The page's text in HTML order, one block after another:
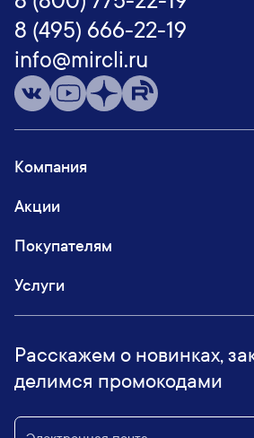
8 (495) 666-22-19
info@mircli.ru
Компания
Акции
Покупателям
Услуги
Расскажем о новинках,
делимся промокодами